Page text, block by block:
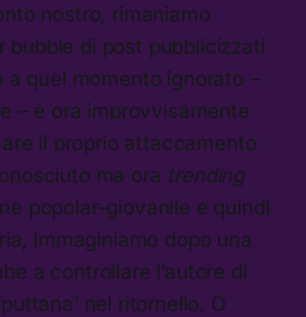
nostro, rimaniamo
bubble di post pubblicizzati
quel momento ignorato –
– è ora improvvisamente
il proprio attaccamento
ma ora trending
popolar-giovanile e quindi
immaginiamo dopo una
a controllare l’autore di
nel ritornello. O